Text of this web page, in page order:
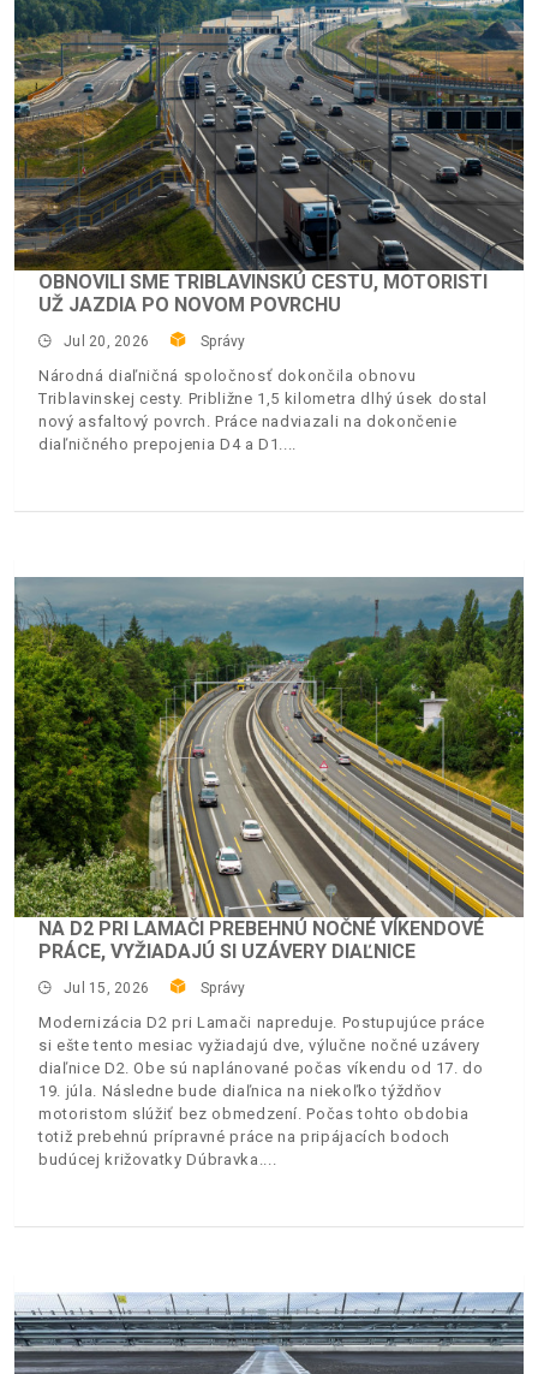
OBNOVILI SME TRIBLAVINSKÚ CESTU, MOTORISTI
UŽ JAZDIA PO NOVOM POVRCHU
Jul 20, 2026 Správy
Národná diaľničná spoločnosť dokončila obnovu
Triblavinskej cesty. Približne 1,5 kilometra dlhý úsek dostal
nový asfaltový povrch. Práce nadviazali na dokončenie
diaľničného prepojenia D4 a D1.
NA D2 PRI LAMAČI PREBEHNÚ NOČNÉ VÍKENDOVÉ
PRÁCE, VYŽIADAJÚ SI UZÁVERY DIAĽNICE
Jul 15, 2026 Správy
Modernizácia D2 pri Lamači napreduje. Postupujúce práce
si ešte tento mesiac vyžiadajú dve, výlučne nočné uzávery
diaľnice D2. Obe sú naplánované počas víkendu od 17. do
19. júla. Následne bude diaľnica na niekoľko týždňov
motoristom slúžiť bez obmedzení. Počas tohto obdobia
totiž prebehnú prípravné práce na pripájacích bodoch
budúcej križovatky Dúbravka.